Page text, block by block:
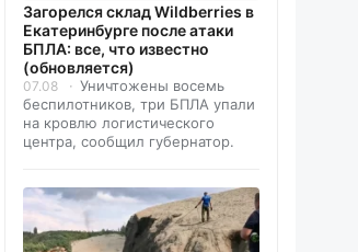
Загорелся склад Wildberries в
Екатеринбурге после атаки
БПЛА: все, что известно
(обновляется)
07.08
Уничтожены восемь
беспилотников, три БПЛА упали
на кровлю логистического
центра, сообщил губернатор.